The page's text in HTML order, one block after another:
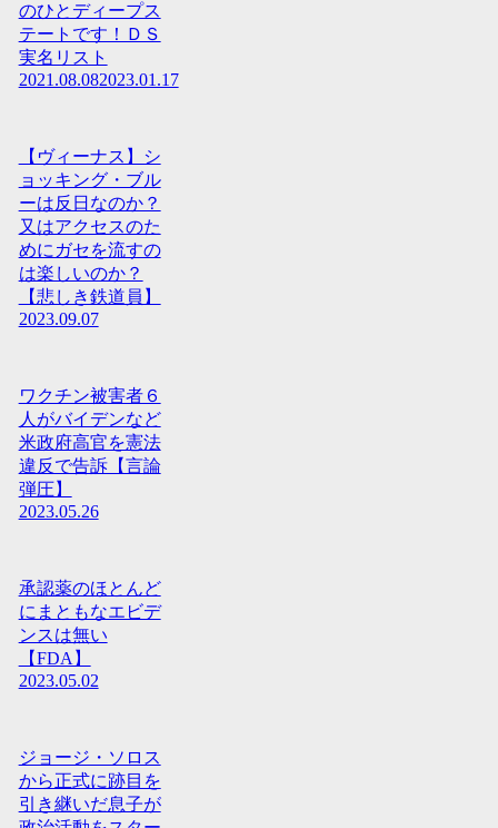
のひとディープス
テートです！ＤＳ
実名リスト
2021.08.082023.01.17
【ヴィーナス】シ
ョッキング・ブル
ーは反日なのか？
又はアクセスのた
めにガセを流すの
は楽しいのか？
【悲しき鉄道員】
2023.09.07
ワクチン被害者６
人がバイデンなど
米政府高官を憲法
違反で告訴【言論
弾圧】
2023.05.26
承認薬のほとんど
にまともなエビデ
ンスは無い
【FDA】
2023.05.02
ジョージ・ソロス
から正式に跡目を
引き継いだ息子が